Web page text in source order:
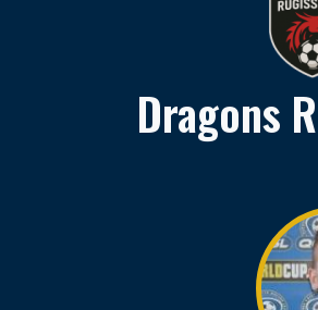
Dragons